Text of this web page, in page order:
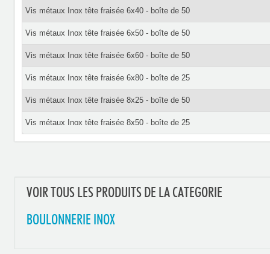
Vis métaux Inox tête fraisée 6x40 - boîte de 50
Vis métaux Inox tête fraisée 6x50 - boîte de 50
Vis métaux Inox tête fraisée 6x60 - boîte de 50
Vis métaux Inox tête fraisée 6x80 - boîte de 25
Vis métaux Inox tête fraisée 8x25 - boîte de 50
Vis métaux Inox tête fraisée 8x50 - boîte de 25
VOIR TOUS LES PRODUITS DE LA CATEGORIE
BOULONNERIE INOX